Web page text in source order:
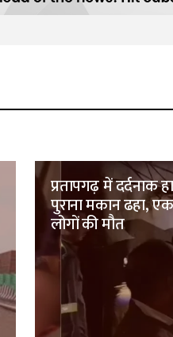
प्रतापगढ़ में दर्दनाक
पुराना मकान ढहा,
लोगों की मौत